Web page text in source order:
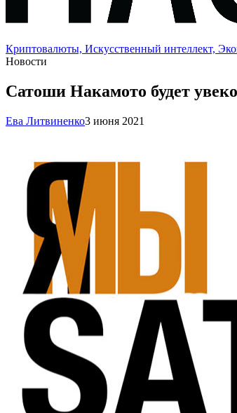
Криптовалюты, Искусственный интеллект,
Новости
Сатоши Накамото будет
Ева Литвиненко3 июня 2021